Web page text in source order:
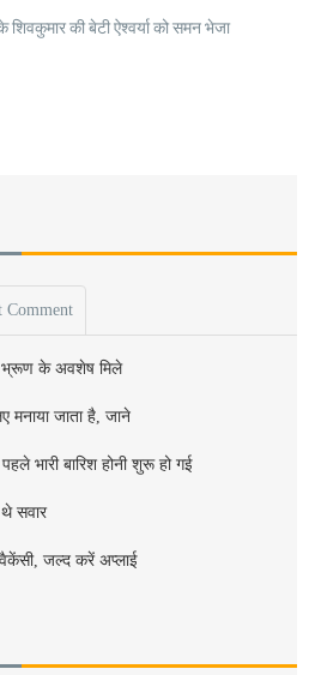
शिवकुमार की बेटी ऐश्वर्या को समन भेजा
Comment
भ्रूण के अवशेष मिले
मनाया जाता है, जाने
भारी बारिश होनी शुरू हो गई
थे सवार
वैकेंसी, जल्द करें अप्लाई